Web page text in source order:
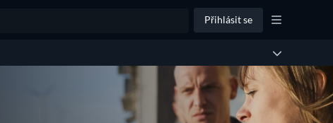
Přihlásit se